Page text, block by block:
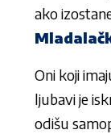
ako
Oni koji
ljubavi je
odišu